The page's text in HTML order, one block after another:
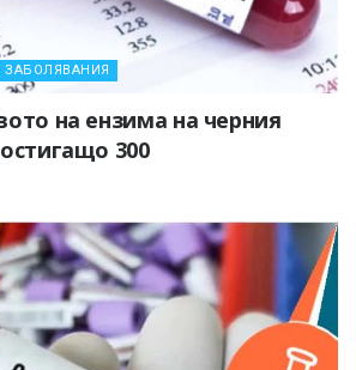
на ензима на черния
300